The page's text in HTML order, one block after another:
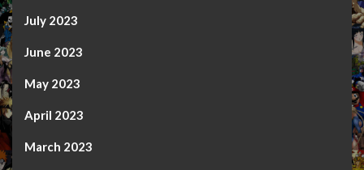
July 2023
June 2023
May 2023
April 2023
March 2023